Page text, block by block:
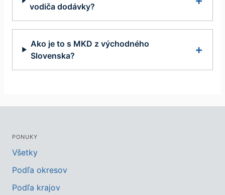
vodiča dodávky?
Ako je to s MKD z východného
Slovenska?
PONUKY
Všetky
Podľa okresov
Podľa krajov